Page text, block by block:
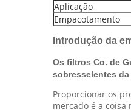
Aplicação
Empacotamento
Introdução da
Os filtros Co. de
sobresselentes
Proporcionar os
mercado é a